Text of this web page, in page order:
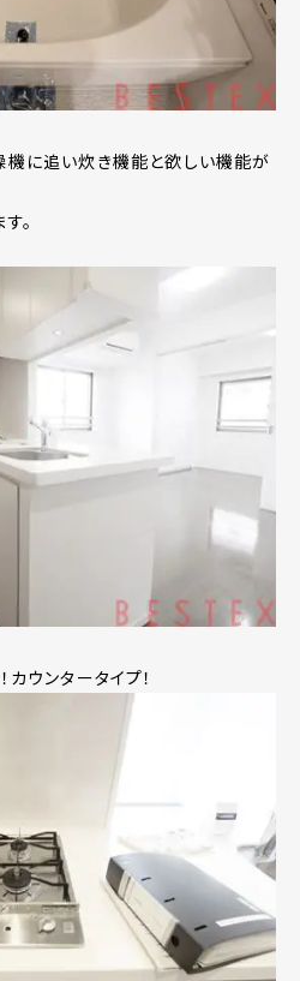
機に追い炊き機能と欲しい機能が
。
ウンタータイプ！